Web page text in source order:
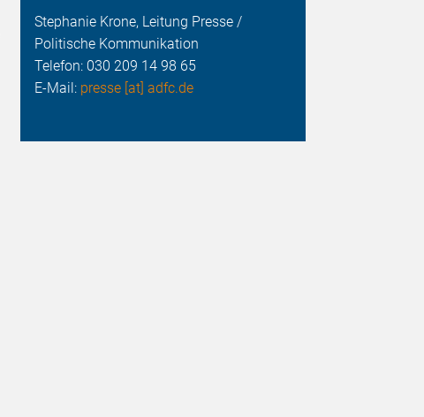
Stephanie Krone, Leitung Presse /
Politische Kommunikation
Telefon: 030 209 14 98 65
E-Mail: presse [at] adfc.de